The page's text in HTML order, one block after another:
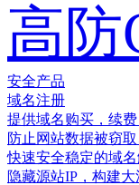
高防
安全产品
域名注册
提供域名购买，续
防止网站数据被窃
快速安全稳定的域
隐藏源站IP，构建